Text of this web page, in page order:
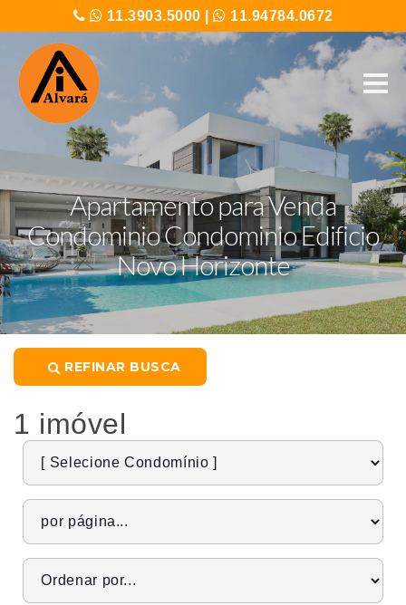
11.3903.5000 11.94784.0672
Apartamento para Venda
Condominio Condominio Edificio
Novo Horizonte
REFINAR BUSCA
1 imóvel